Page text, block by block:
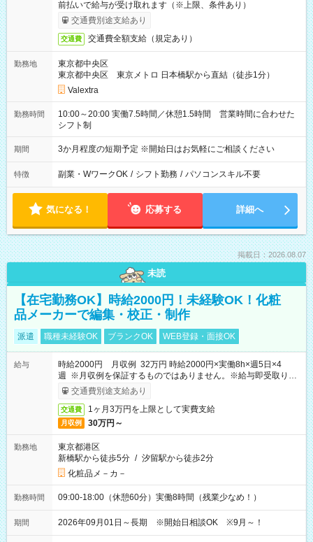
前払いで給与が受け取れます（※上限、条件あり）
交通費別途支給あり
交通費 交通費全額支給（規定あり）
勤務地
東京都中央区
東京都中央区 東京メトロ 日本橋駅から直結（徒歩1分）
Valextra
勤務時間
10:00～20:00 実働7.5時間／休憩1.5時間 営業時間に合わせた
シフト制
期間 3か月程度の短期予定 ※開始日はお気軽にご相談ください
特徴 副業・WワークOK / シフト勤務 / パソコンスキル不要
気になる！ 応募する 詳細へ
掲載日：2026.08.07
未読
【在宅勤務OK】時給2000円！未経験OK！化粧
品メーカーで編集・校正・制作
派遣 職種未経験OK ブランクOK WEB登録・面接OK
給与
時給2000円 月収例 32万円 時給2000円×実働8h×週5日×4
週 ※月収例を保証するものではありません。※給与即受取りサ
ービス利用可（利用条件有）
交通費別途支給あり
交通費 1ヶ月3万円を上限として実費支給
月収例 30万円～
勤務地
東京都港区
新橋駅から徒歩5分 / 汐留駅から徒歩2分
化粧品メ－カ－
勤務時間 09:00-18:00（休憩60分）実働8時間（残業少なめ！）
期間 2026年09月01日～長期 ※開始日相談OK ※9月～！